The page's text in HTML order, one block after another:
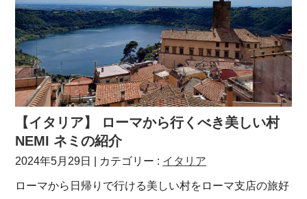
【イタリア】 ローマから行くべき美しい村
NEMI ネミの紹介
2024年5月29日 | カテゴリー : イタリア
ローマから日帰りで行ける美しい村をローマ支店の旅好